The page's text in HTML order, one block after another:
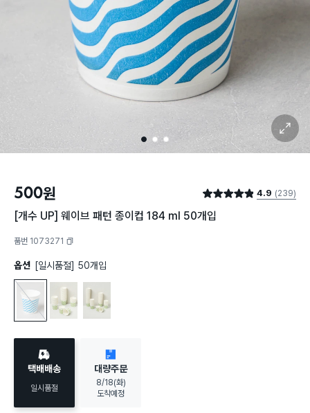
1 2 3
확대 보기
500원 별점 4.9점 4.9 (239)
[개수 UP] 웨이브 패턴 종이컵 184 ml 50개입
품번 1073271
옵션 [일시품절] 50개입
50개입
택배배송
일시품절
대량주문
8/18(화)
도착예정